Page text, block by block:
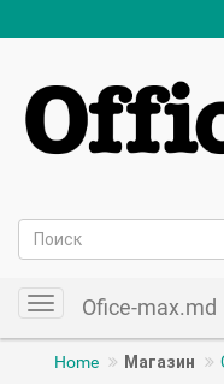
ToggleOfice-max.md
Home Магазин